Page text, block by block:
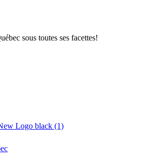
sous toutes ses facettes!